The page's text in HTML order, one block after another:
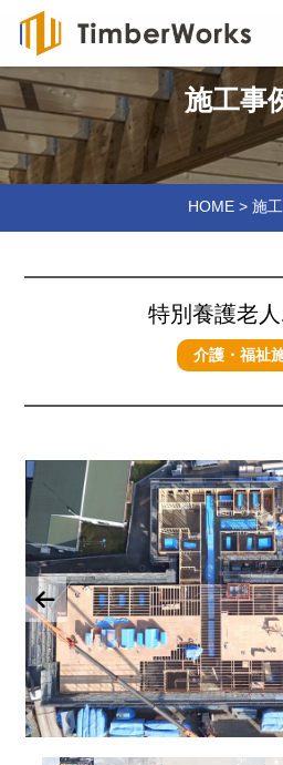
施工事
HOME> 施
特別養護老
介護・福祉